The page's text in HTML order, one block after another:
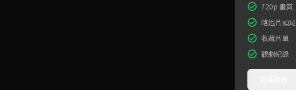
720p 畫質
略過片頭尾
收藏片單
觀劇紀錄